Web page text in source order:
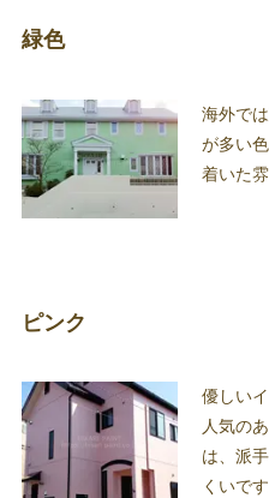
緑色
海外で
が多い
着いた
ピンク
優しい
人気の
は、派
くいです